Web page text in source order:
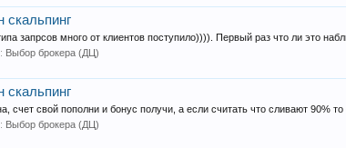
скальпинг
запрсов много от клиентов поступило)))). Первый раз что ли это
Выбор брокера (ДЦ)
скальпинг
счет свой пополни и бонус получи, а если считать что сливают 90% то
Выбор брокера (ДЦ)